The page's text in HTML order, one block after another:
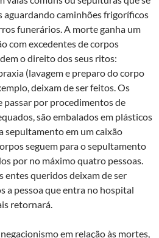
aguardando caminhões frigoríficos
funerários. A morte ganha um
com excedentes de corpos
o direito dos seus ritos:
(lavagem e preparo do corpo
deixam de ser feitos. Os
passar por procedimentos de
são embalados em plásticos
sepultamento em um caixão
seguem para o sepultamento
por no máximo quatro pessoas.
entes queridos deixam de ser
a pessoa que entra no hospital
retornará.
em relação às mortes,